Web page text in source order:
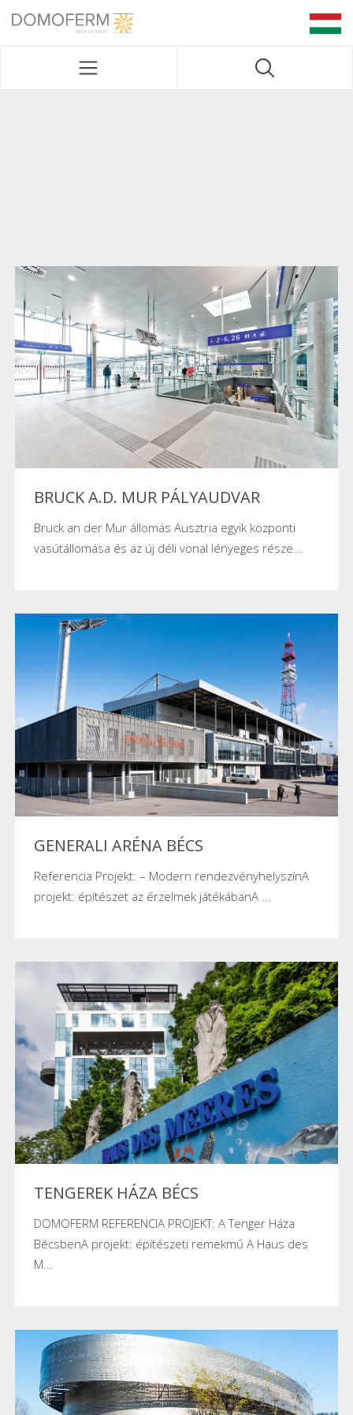
DOMOFERM NAVIGATION
BRUCK A.D. MUR PÁLYAUDVAR
Bruck an der Mur állomás Ausztria egyik központi
vasútállomása és az új déli vonal lényeges része...
GENERALI ARÉNA BÉCS
Referencia Projekt: – Modern rendezvényhelyszínA
projekt: építészet az érzelmek játékábanA ...
TENGEREK HÁZA BÉCS
DOMOFERM REFERENCIA PROJEKT: A Tenger Háza
BécsbenA projekt: építészeti remekmű A Haus des
M...